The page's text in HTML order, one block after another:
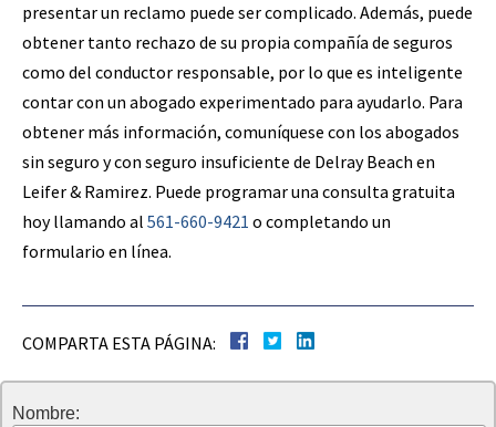
presentar un reclamo puede ser complicado. Además, puede
obtener tanto rechazo de su propia compañía de seguros
como del conductor responsable, por lo que es inteligente
contar con un abogado experimentado para ayudarlo. Para
obtener más información, comuníquese con los abogados
sin seguro y con seguro insuficiente de Delray Beach en
Leifer & Ramirez. Puede programar una consulta gratuita
hoy llamando al 561-660-9421 o completando un
formulario en línea.
COMPARTA ESTA PÁGINA:
Nombre: